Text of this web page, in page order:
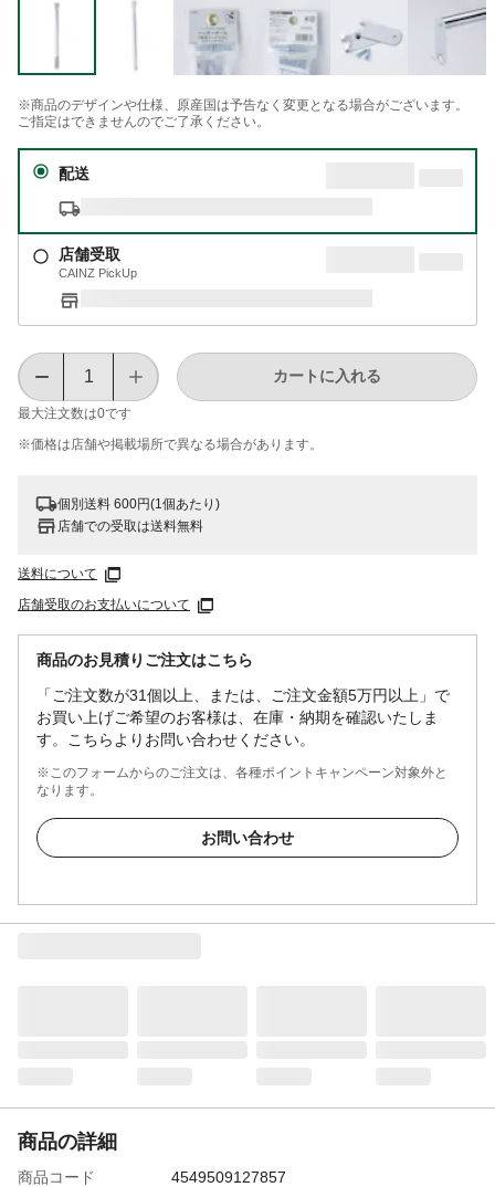
※商品のデザインや仕様、原産国は予告なく変更となる場合がございます。
ご指定はできませんのでご了承ください。
配送
店舗受取
CAINZ PickUp
最大注文数は0です
カートに入れる
※価格は​店舗や​掲載場所で​異なる​場合が​あります。
個別送料 600円(1個あたり)
店舗での受取は送料無料
送料について
店舗受取のお支払いについて
商品のお見積りご注文はこちら
「ご注文数が31個以上、または、ご注文金額5万円以上」で
お買い上げご希望のお客様は、在庫・納期を確認いたしま
す。こちらよりお問い合わせください。
※このフォームからのご注文は、各種ポイントキャンペーン対象外と
なります。
お問い合わせ
商品の詳細
商品コード
4549509127857